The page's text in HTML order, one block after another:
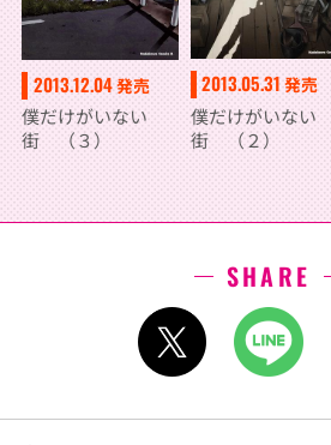
2013.12.04発売
僕だけがいない
街 （３）
2013.05.31 発売
僕だけがいない
街 （２）
SHARE